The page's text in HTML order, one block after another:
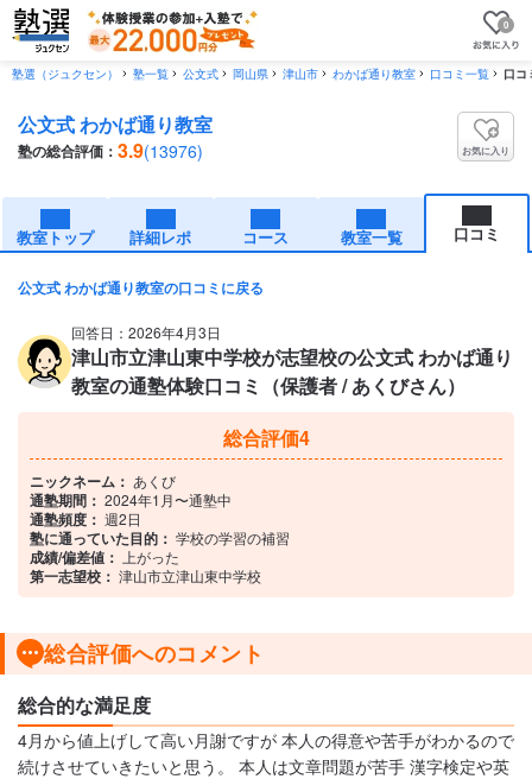
0
塾選（ジュクセン） 塾一覧 公文式 岡山県 津山市 わかば通り教室 口コミ一覧 口コ
公文式 わかば通り教室
塾の総合評価： 3.9(13976) お気に入り
教室トップ 詳細レポ コース 教室一覧 口コミ
公文式 わかば通り教室の口コミに戻る
回答日：2026年4月3日
津山市立津山東中学校が志望校の公文式 わかば通り
教室の通塾体験口コミ（保護者 / あくびさん）
総合評価4
ニックネーム： あくび
通塾期間： 2024年1月〜通塾中
通塾頻度： 週2日
塾に通っていた目的： 学校の学習の補習
成績/偏差値： 上がった
第一志望校： 津山市立津山東中学校
総合評価へのコメント
総合的な満足度
4月から値上げして高い月謝ですが 本人の得意や苦手がわかるので
続けさせていきたいと思う。 本人は文章問題が苦手 漢字検定や英